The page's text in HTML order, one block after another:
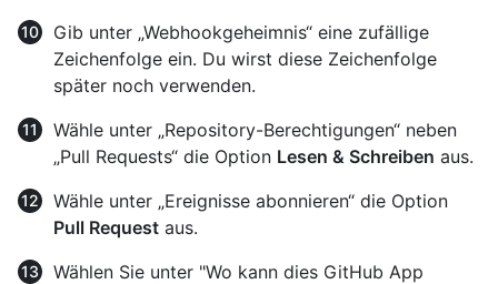
Gib unter „Webhookgeheimnis“ eine zufällige
Zeichenfolge ein. Du wirst diese Zeichenfolge
später noch verwenden.
Wähle unter „Repository-Berechtigungen“ neben
„Pull Requests“ die Option Lesen & Schreiben aus.
Wähle unter „Ereignisse abonnieren“ die Option
Pull Request aus.
Wählen Sie unter "Wo kann dies GitHub App